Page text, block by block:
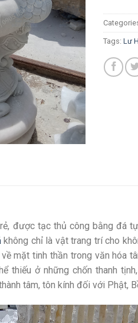
Tags: Lư
được tạc thủ công bằng đá
không chỉ là vật trang trí cho
mặt tinh thần trong văn hóa
thiếu ở những chốn thanh
tâm, tôn kính đối với Phật,